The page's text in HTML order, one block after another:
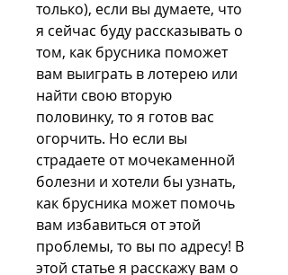
только), если вы думаете, что
я сейчас буду рассказывать о
том, как брусника поможет
вам выиграть в лотерею или
найти свою вторую
половинку, то я готов вас
огорчить. Но если вы
страдаете от мочекаменной
болезни и хотели бы узнать,
как брусника может помочь
вам избавиться от этой
проблемы, то вы по адресу! В
этой статье я расскажу вам о